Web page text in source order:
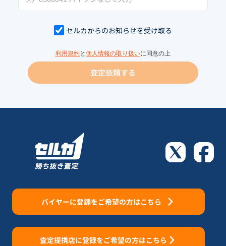
セルカからのお知らせを受け取る
利用規約と 個人情報の取り扱いに同意の上
査定依頼する
バイヤーに登録をご希望の方はこちら
査定提携店に登録をご希望の方はこちら